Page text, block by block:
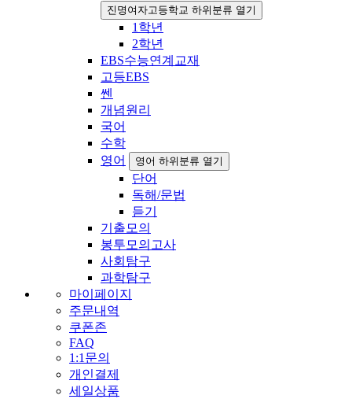
진명여자고등학교 하위분류 열기
1학년
2학년
EBS수능연계교재
고등EBS
쎈
개념원리
국어
수학
영어
영어 하위분류 열기
단어
독해/문법
듣기
기출모의
봉투모의고사
사회탐구
과학탐구
마이페이지
주문내역
쿠폰존
FAQ
1:1문의
개인결제
세일상품